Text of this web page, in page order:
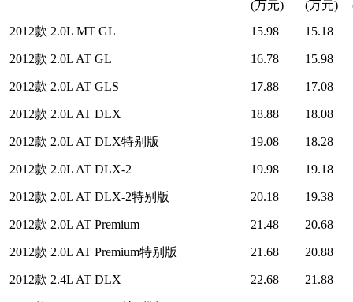
(万元)
(万元)
2012款 2.0L MT GL
15.98 15.18
2012款 2.0L AT GL 16.78 15.98
2012款 2.0L AT GLS 17.88 17.08
2012款 2.0L AT DLX 18.88 18.08
2012款 2.0L AT DLX特别版 19.08 18.28
2012款 2.0L AT DLX-2 19.98 19.18
2012款 2.0L AT DLX-2特别版 20.18 19.38
2012款 2.0L AT Premium 21.48 20.68
2012款 2.0L AT Premium特别版 21.68 20.88
2012款 2.4L AT DLX 22.68 21.88